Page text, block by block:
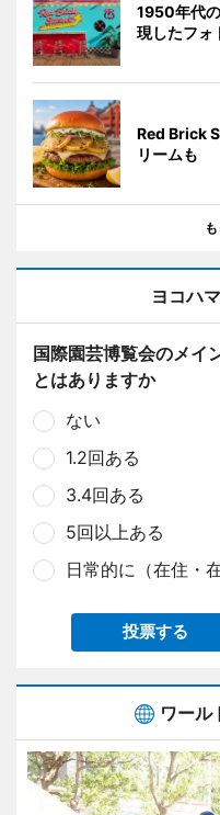
1950年代
現したフォ
Red Brick
リームも
ヨコハ
国際園芸博覧会のメイ
とはありますか
ない
1.2回ある
3.4回ある
5回以上ある
日常的に（在住・
投票する
ワール